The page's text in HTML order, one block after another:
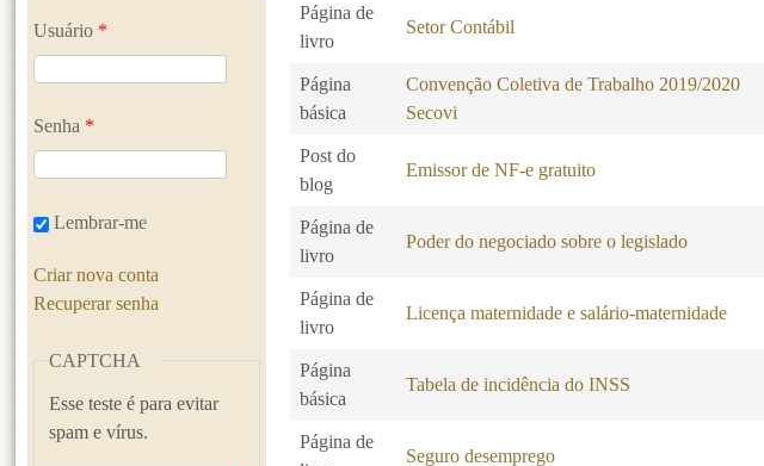
Página de
livro
Setor Contábil
Página
básica
Convenção Coletiva de Trabalho 2019/2020
Secovi
Post do
blog
Emissor de NF-e gratuito
Página de
livro
Poder do negociado sobre o legislado
Página de
livro
Licença maternidade e salário-maternidade
Página
básica
Tabela de incidência do INSS
Página de
Seguro desemprego
Usuário *
Senha *
Lembrar-me
Criar nova conta
Recuperar senha
CAPTCHA
Esse teste é para evitar
spam e vírus.